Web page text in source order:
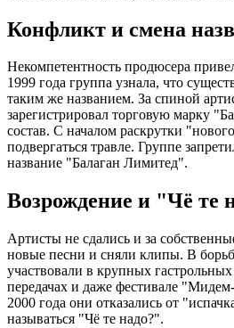
Конфликт и смена
Некомпетентность продюсера
1999 года группа узнала, что
таким же названием. За спиной
зарегистрировал торговую марку
состав. С началом раскрутки
подвергаться травле. Группе
название "Балаган Лимитед".
Возрождение и "Чё те
Артисты не сдались и за
новые песни и сняли клипы. В
участвовали в крупных
передачах и даже фестивале
2000 года они отказались от
называться "Чё те надо?".